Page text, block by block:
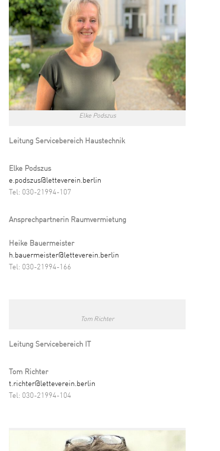
Elke Podszus
Leitung Servicebereich Haustechnik
Elke Podszus
e.podszus@letteverein.berlin
Tel: 030-21994-107
Ansprechpartnerin Raumvermietung
Heike Bauermeister
h.bauermeister@letteverein.berlin
Tel: 030-21994-166
Tom Richter
Leitung Servicebereich IT
Tom Richter
t.richter@letteverein.berlin
Tel: 030-21994-104